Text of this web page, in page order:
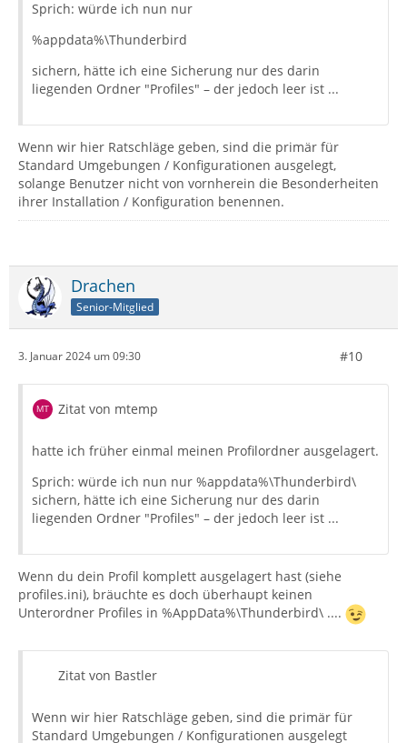
Sprich: würde ich nun nur
%appdata%\Thunderbird
sichern, hätte ich eine Sicherung nur des darin
liegenden Ordner "Profiles" – der jedoch leer ist ...
Wenn wir hier Ratschläge geben, sind die primär für
Standard Umgebungen / Konfigurationen ausgelegt,
solange Benutzer nicht von vornherein die Besonderheiten
ihrer Installation / Konfiguration benennen.
Drachen
Senior-Mitglied
3. Januar 2024 um 09:30 #10
Zitat von mtemp
hatte ich früher einmal meinen Profilordner ausgelagert.
Sprich: würde ich nun nur %appdata%\Thunderbird\
sichern, hätte ich eine Sicherung nur des darin
liegenden Ordner "Profiles" – der jedoch leer ist ...
Wenn du dein Profil komplett ausgelagert hast (siehe
profiles.ini), bräuchte es doch überhaupt keinen
Unterordner Profiles in %AppData%\Thunderbird\ ....
Zitat von Bastler
Wenn wir hier Ratschläge geben, sind die primär für
Standard Umgebungen / Konfigurationen ausgelegt